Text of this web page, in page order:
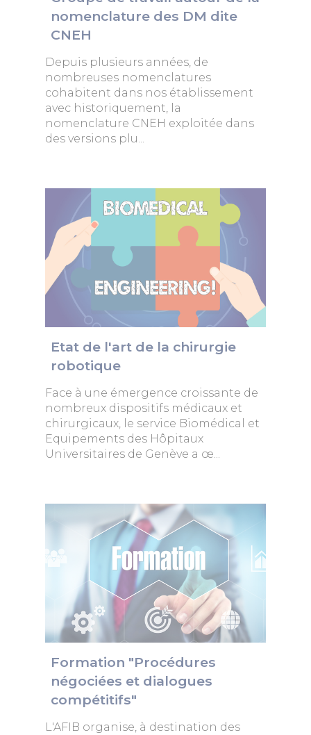
nomenclature des DM dite
CNEH
Depuis plusieurs années, de
nombreuses nomenclatures
cohabitent dans nos établissement
avec historiquement, la
nomenclature CNEH exploitée dans
des versions plu...
Etat de l'art de la chirurgie
robotique
Face à une émergence croissante de
nombreux dispositifs médicaux et
chirurgicaux, le service Biomédical et
Equipements des Hôpitaux
Universitaires de Genève a œ...
Formation "Procédures
négociées et dialogues
compétitifs"
L'AFIB organise, à destination des